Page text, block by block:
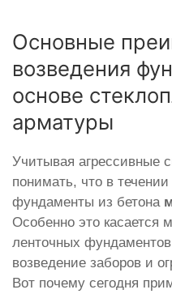
Основные
возведения
основе
арматуры
Учитывая агрессивные
понимать, что в
фундаменты из бетона
Особенно это касается
ленточных
возведение заборов и
Вот почему сегодня